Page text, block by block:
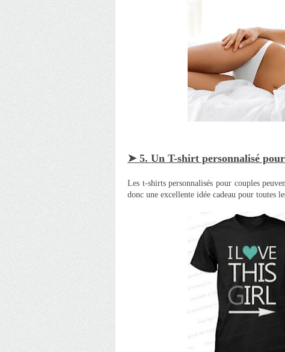
➤ 5. Un T-shirt personnalisé
Les t-shirts personnalisés pour couples
donc une excellente idée cadeau pour toutes